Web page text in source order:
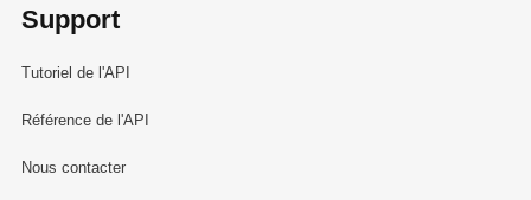
Support
Tutoriel de l'API
Référence de l'API
Nous contacter